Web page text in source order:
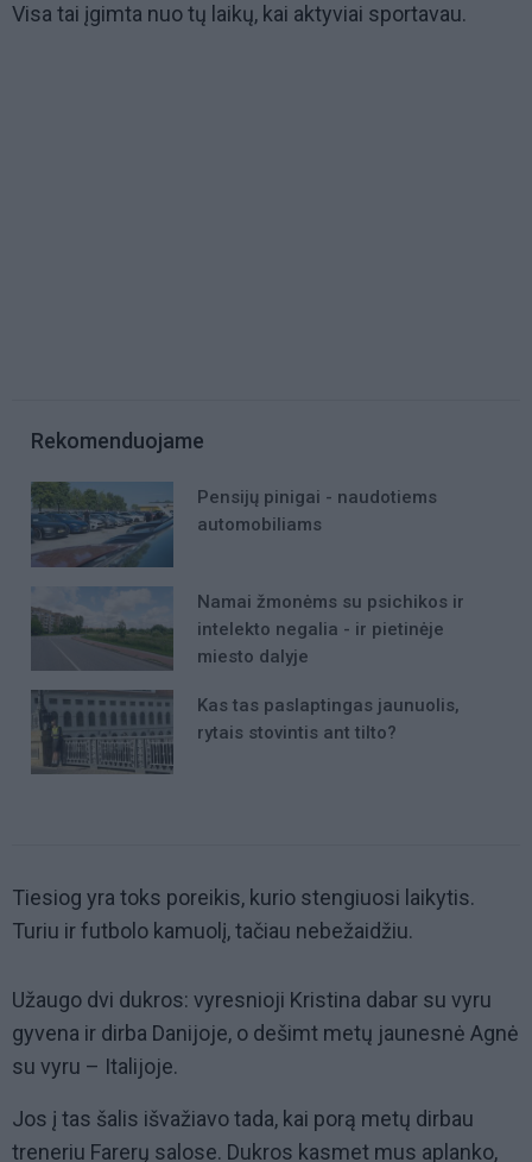
Visa tai įgimta nuo tų laikų, kai aktyviai sportavau.
Rekomenduojame
Pensijų pinigai - naudotiems
automobiliams
Namai žmonėms su psichikos ir
intelekto negalia - ir pietinėje
miesto dalyje
Kas tas paslaptingas jaunuolis,
rytais stovintis ant tilto?
Tiesiog yra toks poreikis, kurio stengiuosi laikytis.
Turiu ir futbolo kamuolį, tačiau nebežaidžiu.
Užaugo dvi dukros: vyresnioji Kristina dabar su vyru
gyvena ir dirba Danijoje, o dešimt metų jaunesnė Agnė
su vyru – Italijoje.
Jos į tas šalis išvažiavo tada, kai porą metų dirbau
treneriu Farerų salose. Dukros kasmet mus aplanko,